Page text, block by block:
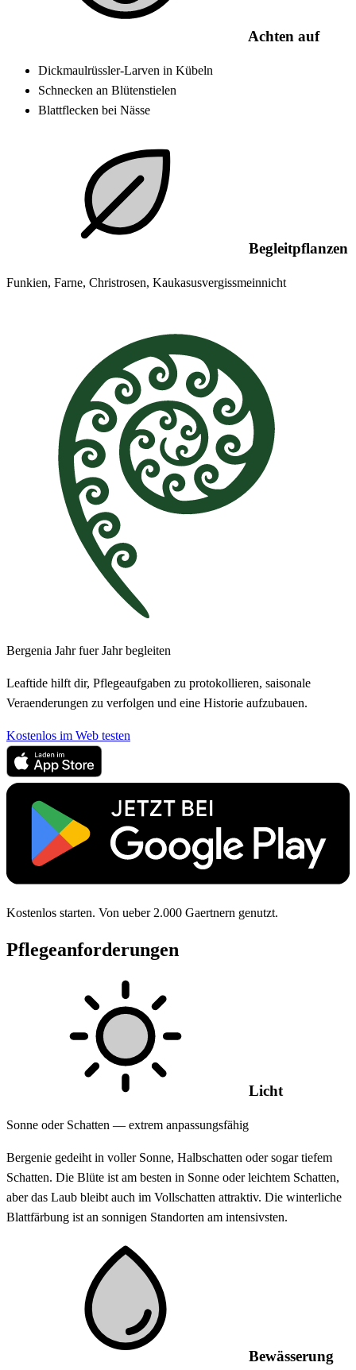
Achten auf
Dickmaulrüssler-Larven in Kübeln
Schnecken an Blütenstielen
Blattflecken bei Nässe
Begleitpflanzen
Funkien, Farne, Christrosen, Kaukasusvergissmeinnicht
Bergenia Jahr fuer Jahr begleiten
Leaftide hilft dir, Pflegeaufgaben zu protokollieren, saisonale
Veraenderungen zu verfolgen und eine Historie aufzubauen.
Kostenlos im Web testen
Kostenlos starten. Von ueber 2.000 Gaertnern genutzt.
Pflegeanforderungen
Licht
Sonne oder Schatten — extrem anpassungsfähig
Bergenie gedeiht in voller Sonne, Halbschatten oder sogar tiefem
Schatten. Die Blüte ist am besten in Sonne oder leichtem Schatten,
aber das Laub bleibt auch im Vollschatten attraktiv. Die winterliche
Blattfärbung ist an sonnigen Standorten am intensivsten.
Bewässerung